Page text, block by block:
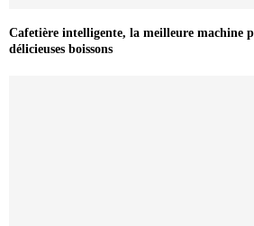
Cafetière intelligente, la meilleure machine
délicieuses boissons